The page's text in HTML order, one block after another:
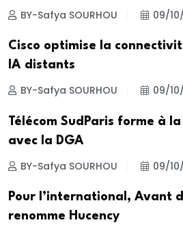
BY-Safya SOURHOU 09/
Cisco optimise la
IA distants
BY-Safya SOURHOU 09/
Télécom SudParis forme à
avec la DGA
BY-Safya SOURHOU 09/
Pour l’international, Avant
renomme Hucency